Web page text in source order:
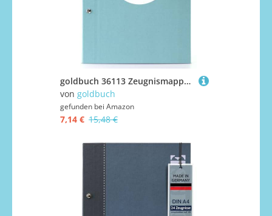
goldbuch 36113 Zeugnismappe Pastell türkis, Urkundenmappe DIN A4, Dokumentenmappe mit Schraubverschluss und 12 Sichttaschen, Ordnungsmappe aus Leinenstruktur mit 12 Hüllen, ca. 24 x 31.5 x 2 cm
von goldbuch
gefunden bei Amazon
7,14 € 15,48 €